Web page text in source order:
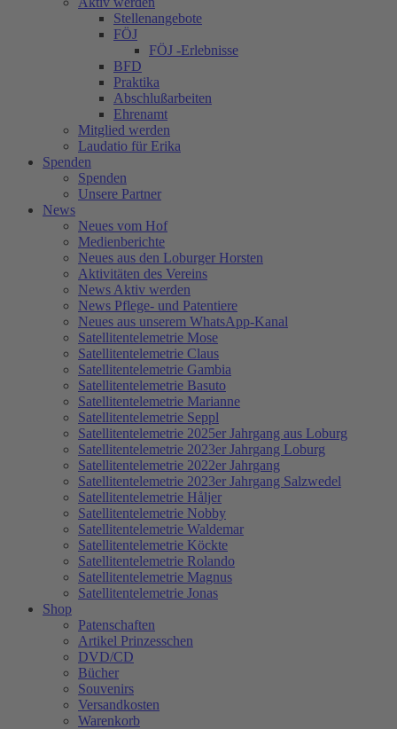
Stellenangebote
FÖJ
FÖJ -Erlebnisse
BFD
Praktika
Abschlußarbeiten
Ehrenamt
Mitglied werden
Laudatio für Erika
Spenden
Spenden
Unsere Partner
News
Neues vom Hof
Medienberichte
Neues aus den Loburger Horsten
Aktivitäten des Vereins
News Aktiv werden
News Pflege- und Patentiere
Neues aus unserem WhatsApp-Kanal
Satellitentelemetrie Mose
Satellitentelemetrie Claus
Satellitentelemetrie Gambia
Satellitentelemetrie Basuto
Satellitentelemetrie Marianne
Satellitentelemetrie Seppl
Satellitentelemetrie 2025er Jahrgang aus Loburg
Satellitentelemetrie 2023er Jahrgang Loburg
Satellitentelemetrie 2022er Jahrgang
Satellitentelemetrie 2023er Jahrgang Salzwedel
Satellitentelemetrie Håljer
Satellitentelemetrie Nobby
Satellitentelemetrie Waldemar
Satellitentelemetrie Köckte
Satellitentelemetrie Rolando
Satellitentelemetrie Magnus
Satellitentelemetrie Jonas
Shop
Patenschaften
Artikel Prinzesschen
DVD/CD
Bücher
Souvenirs
Versandkosten
Warenkorb